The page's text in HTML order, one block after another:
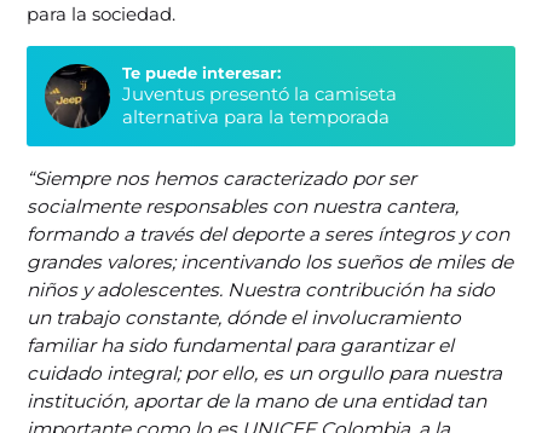
para la sociedad.
Te puede interesar:
Juventus presentó la camiseta
alternativa para la temporada
“Siempre nos hemos caracterizado por ser
socialmente responsables con nuestra cantera,
formando a través del deporte a seres íntegros y con
grandes valores; incentivando los sueños de miles de
niños y adolescentes. Nuestra contribución ha sido
un trabajo constante, dónde el involucramiento
familiar ha sido fundamental para garantizar el
cuidado integral; por ello, es un orgullo para nuestra
institución, aportar de la mano de una entidad tan